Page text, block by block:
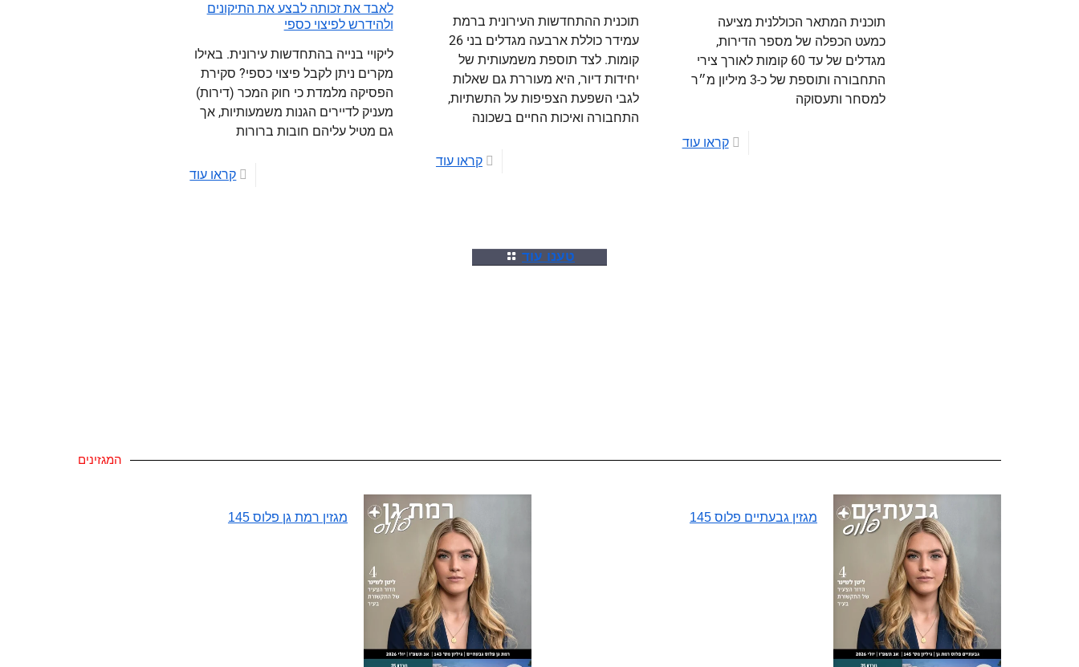
תוכנית המתאר הכוללנית מציעה
כמעט הכפלה של מספר הדירות,
מגדלים של עד 60 קומות לאורך צירי
התחבורה ותוספת של כ-3 מיליון מ״ר
למסחר ותעסוקה
קראו עוד
תוכנית ההתחדשות העירונית ברמת
עמידר כוללת ארבעה מגדלים בני 26
קומות. לצד תוספת משמעותית של
יחידות דיור, היא מעוררת גם שאלות
לגבי השפעת הצפיפות על התשתיות,
התחבורה ואיכות החיים בשכונה
קראו עוד
לאבד את זכותה לבצע את התיקונים
ולהידרש לפיצוי כספי
ליקויי בנייה בהתחדשות עירונית. באילו
מקרים ניתן לקבל פיצוי כספי? סקירת
הפסיקה מלמדת כי חוק המכר (דירות)
מעניק לדיירים הגנות משמעותיות, אך
גם מטיל עליהם חובות ברורות
קראו עוד
טענו עוד
המגזינים
מגזין גבעתיים פלוס 145 מגזין רמת גן פלוס 145